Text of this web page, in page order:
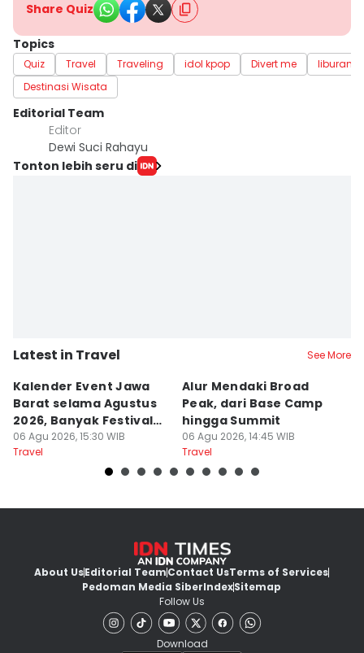
Share Quiz
Topics
Quiz Travel Traveling idol kpop Divert me
liburan
Destinasi Wisata
Editorial Team
Editor
Dewi Suci Rahayu
Tonton lebih seru di
Latest in Travel See More
Kalender Event Jawa
Barat selama Agustus
2026, Banyak Festival
Menarik
06 Agu 2026, 15:30 WIB
Travel
Alur Mendaki Broad
Peak, dari Base Camp
hingga Summit
06 Agu 2026, 14:45 WIB
Travel
About UsEditorial TeamContact UsTerms of Services
Pedoman Media SiberIndexSitemap
Follow Us
Download